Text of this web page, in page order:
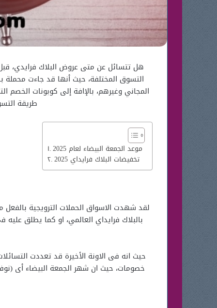
هل تتسائل عن متى عروض البلاك فرايدي،
التسوق المختلفة، حيث أنها قد جاءت محملة
المجاني وغيرهم، بالإافة إلى كوبونات
طريقة
موعد الجمعة البيضاء لعام 2025
تخفيضات البلاك فرايداي 2025
لقد شهدت الاسواق الحملات الترويجية
بالبلاك فرايداي العالمي، او كما يطلق
حيث انه فى الاونة الأخيرة قد تعددت
خصومات، حيث ان شهر الجمعة البيضاء أى